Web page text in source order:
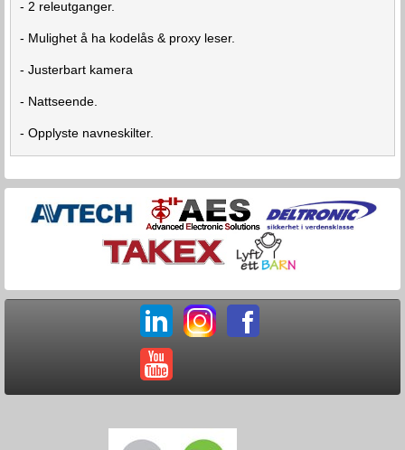
- 2 releutganger.
- Mulighet å ha kodelås & proxy leser.
- Justerbart kamera
- Nattseende.
- Opplyste navneskilter.